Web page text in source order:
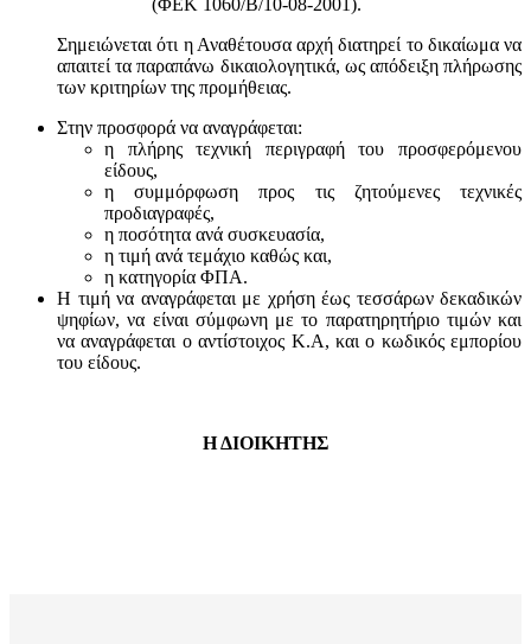
(ΦΕΚ 1060/Β/10-08-2001).
Σημειώνεται ότι η Αναθέτουσα αρχή διατηρεί το δικαίωμα να
απαιτεί τα παραπάνω δικαιολογητικά, ως απόδειξη πλήρωσης
των κριτηρίων της προμήθειας.
Στην προσφορά να αναγράφεται:
η πλήρης τεχνική περιγραφή του προσφερόμενου
είδους,
η συμμόρφωση προς τις ζητούμενες τεχνικές
προδιαγραφές,
η ποσότητα ανά συσκευασία,
η τιμή ανά τεμάχιο καθώς και,
η κατηγορία ΦΠΑ.
Η τιμή να αναγράφεται με χρήση έως τεσσάρων δεκαδικών
ψηφίων, να είναι σύμφωνη με το παρατηρητήριο τιμών και
να αναγράφεται ο αντίστοιχος Κ.Α, και ο κωδικός εμπορίου
του είδους.
Η ΔΙΟΙΚΗΤΗΣ